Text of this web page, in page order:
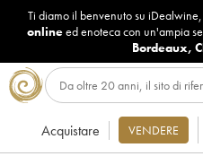
Ti diamo il benvenuto su
onlineed enoteca con un'ampia
Bordeaux,
Acquistare VENDERE